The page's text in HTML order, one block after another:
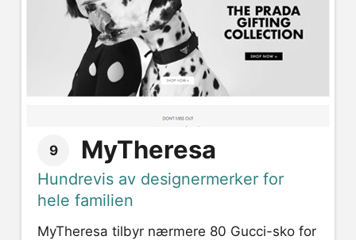
9 MyTheresa
Hundrevis av designermerker for
hele familien
MyTheresa tilbyr nærmere 80 Gucci-sko for